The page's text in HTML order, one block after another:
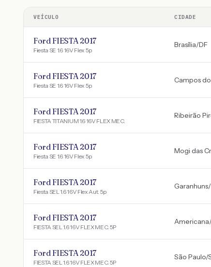
VEÍCULO CIDADE
Ford FIESTA 2017
Fiesta SE 1.6 16V Flex 5p
Brasília/DF
Ford FIESTA 2017
Fiesta SE 1.6 16V Flex 5p
Campos
Ford FIESTA 2017
FIESTA TITANIUM 1.6 16V FLEX MEC.
Ribeirão
Ford FIESTA 2017
Fiesta SE 1.6 16V Flex 5p
Mogi das
Ford FIESTA 2017
Fiesta SEL 1.6 16V Flex Aut. 5p
Garanhuns/
Ford FIESTA 2017
FIESTA SEL 1.6 16V FLEX MEC. 5P
Americana/
Ford FIESTA 2017
FIESTA SEL 1.6 16V FLEX MEC. 5P
São Paulo/